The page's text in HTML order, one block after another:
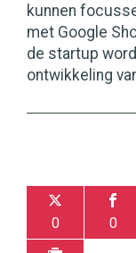
kunnen
met Google
de startup
ontwikkeling
0 0